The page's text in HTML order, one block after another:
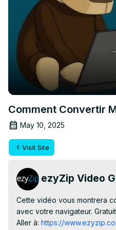
Comment Convertir
May 10, 2025
Visit Site
ezyZip Video
Cette vidéo vous montrera
avec votre navigateur.
Aller à: https://